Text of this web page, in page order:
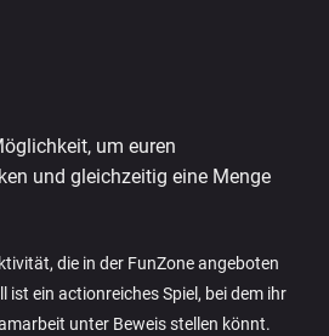
um euren
und gleichzeitig eine Menge
die in der FunZone angeboten
ein actionreiches Spiel, bei dem ihr
unter Beweis stellen könnt.